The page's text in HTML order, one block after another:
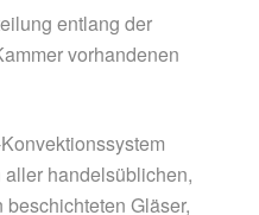
entlang der
vorhandenen
handelsüblichen,
Gläser,